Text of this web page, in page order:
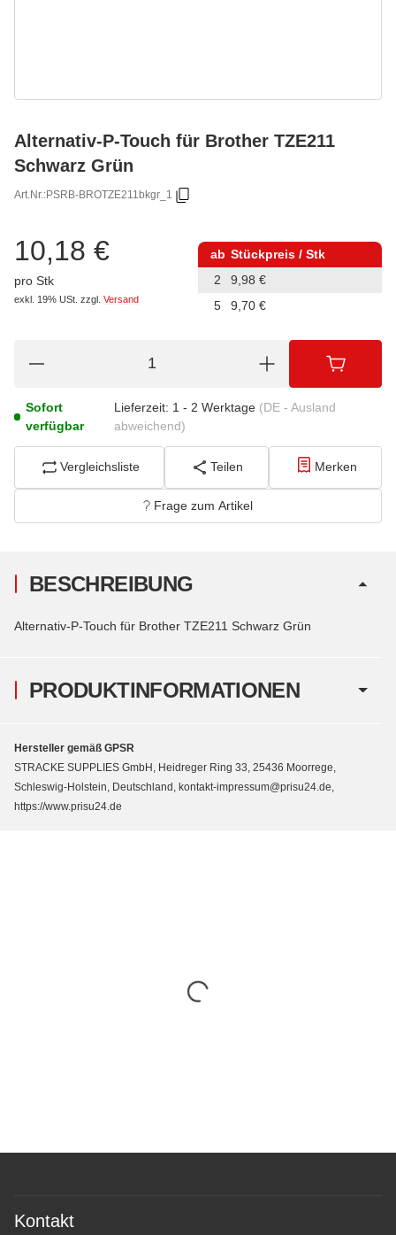
Alternativ-P-Touch für Brother TZE211
Schwarz Grün
Art.Nr.:PSRB-BROTZE211bkgr_1
10,18 €
pro Stk
exkl. 19% USt. zzgl. Versand
ab Stückpreis / Stk
2
9,98 €
5
9,70 €
Sofort
verfügbar
Lieferzeit: 1 - 2 Werktage (DE - Ausland
abweichend)
Vergleichsliste Teilen Merken
Frage zum Artikel
PRODUKTINFORMATIONEN
BESCHREIBUNG
Alternativ-P-Touch für Brother TZE211 Schwarz Grün
Hersteller gemäß GPSR
STRACKE SUPPLIES GmbH, Heidreger Ring 33, 25436 Moorrege,
Schleswig-Holstein, Deutschland, kontakt-impressum@prisu24.de,
https://www.prisu24.de
Kontakt